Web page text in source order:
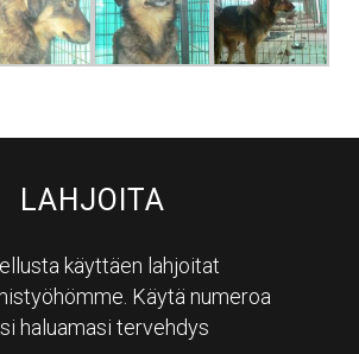
LAHJOITA
käyttäen lahjoitat
Käytä numeroa
haluamasi tervehdys